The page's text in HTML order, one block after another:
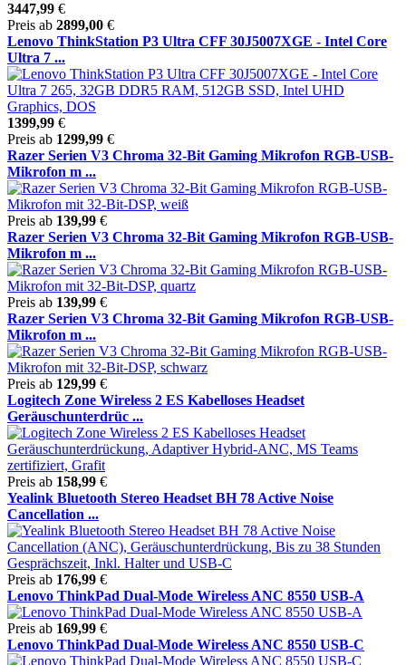
3447,99 €
Preis ab 2899,00 €
Lenovo ThinkStation P3 Ultra CFF 30J5007XGE - Intel Core
Ultra 7 ...
1399,99 €
Preis ab 1299,99 €
Razer Serien V3 Chroma 32-Bit Gaming Mikrofon RGB-USB-
Mikrofon m ...
Preis ab 139,99 €
Razer Serien V3 Chroma 32-Bit Gaming Mikrofon RGB-USB-
Mikrofon m ...
Preis ab 139,99 €
Razer Serien V3 Chroma 32-Bit Gaming Mikrofon RGB-USB-
Mikrofon m ...
Preis ab 129,99 €
Logitech Zone Wireless 2 ES Kabelloses Headset
Geräuschunterdrüc ...
Preis ab 158,99 €
Yealink Bluetooth Stereo Headset BH 78 Active Noise
Cancellation ...
Preis ab 176,99 €
Lenovo ThinkPad Dual-Mode Wireless ANC 8550 USB-A
Preis ab 169,99 €
Lenovo ThinkPad Dual-Mode Wireless ANC 8550 USB-C